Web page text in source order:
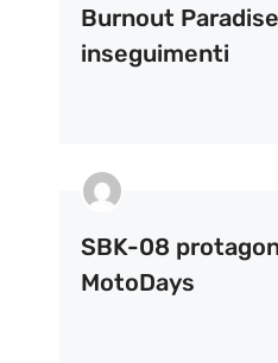
Burnout
inseguimenti
SBK-08
MotoDays